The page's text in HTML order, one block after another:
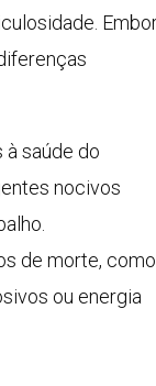
saúde do
nocivos
de morte, como
ou energia